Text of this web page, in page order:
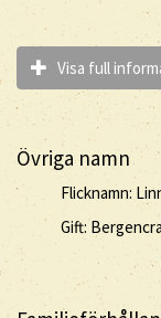
Visa full
Övriga namn
Flicknamn:
Gift: